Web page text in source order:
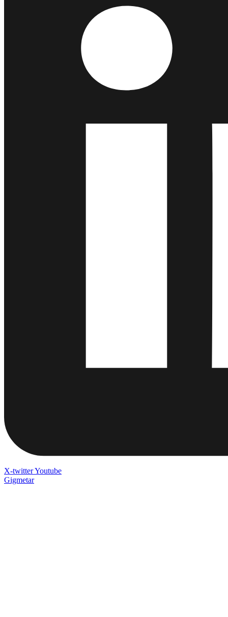
X-twitterYoutube
Gigmetar